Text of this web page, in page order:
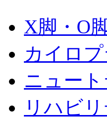
X脚・O
カイロ
ニュー
リハビ